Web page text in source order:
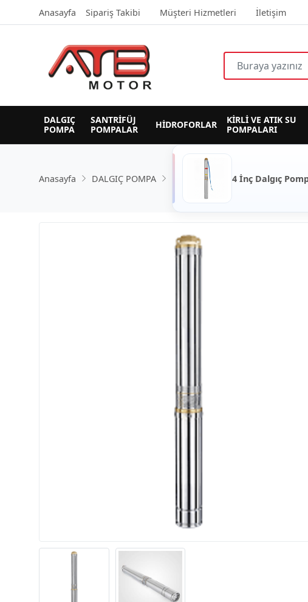
Anasayfa Sipariş Takibi Müşteri Hizmetleri İletişim
DALGIÇ
POMPA
SANTRİFÜJ
POMPALAR
HİDROFORLAR
KİRLİ VE ATIK SU
POMPALARI
Anasayfa DALGIÇ POMPA 4 İnç Dalgıç